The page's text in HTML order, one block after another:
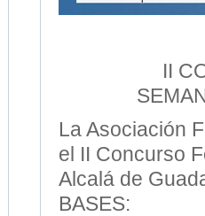
II
La Asociación
el II Concurso
Alcalá de
BASES: